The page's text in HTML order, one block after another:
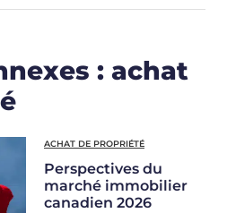
: achat
ACHAT DE PROPRIÉTÉ
Perspectives du
marché immobilier
canadien 2026